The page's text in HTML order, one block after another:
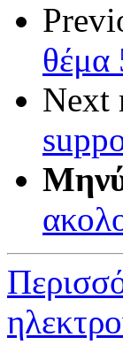
θέμα
Next